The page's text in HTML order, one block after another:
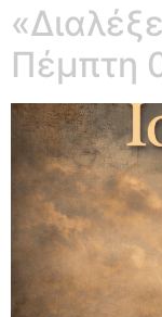
Πέμπτη